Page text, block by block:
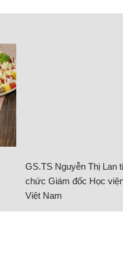
GS.TS Nguyễn Thị Lan
chức Giám đốc Học
Việt Nam